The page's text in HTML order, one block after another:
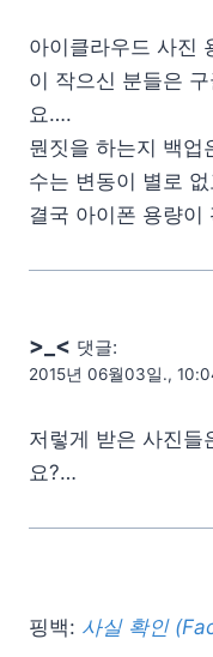
아이클라우드 사진
이 작으신 분들은
요….
뭔짓을 하는지 백업
수는 변동이 별로
결국 아이폰 용량
>_< 댓글:
2015년 06월03일.,
저렇게 받은 사진들
요?…
핑백: 사실 확인